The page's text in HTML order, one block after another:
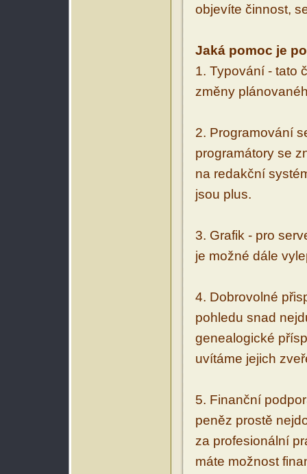
objevíte činnost,
Jaká pomoc je
1. Typování - tato
změny
2. Programování
programátory se
na redakční
jsou plus.
3. Grafik - pro
je možné dále
4. Dobrovolné
pohledu snad
genealogické
uvítáme jejich
5. Finanční
peněz prostě
za profesionální
máte možnost